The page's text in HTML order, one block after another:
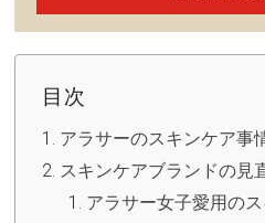
目次
アラサーのスキンケア事
スキンケアブランドの見
アラサー女子愛用の